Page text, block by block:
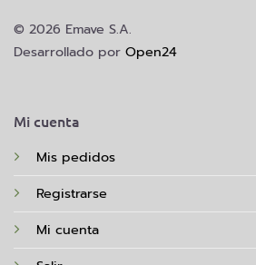
Mi cuenta
Mis pedidos
Registrarse
Mi cuenta
© 2026 Emave S.A.
Desarrollado por Open24